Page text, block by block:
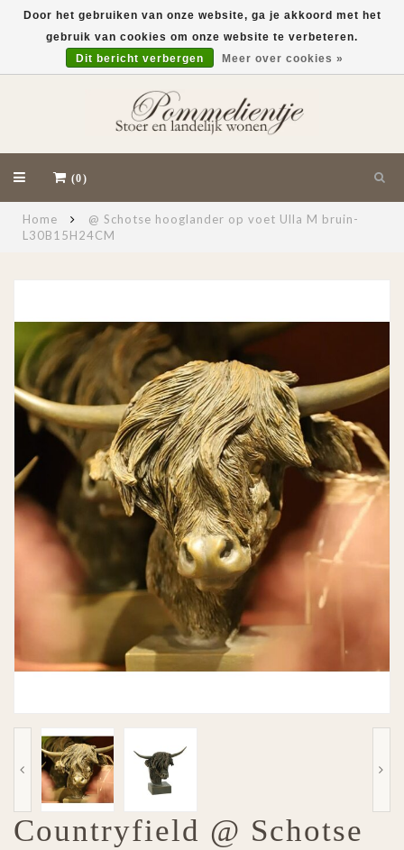
(0)
Home
@ Schotse hooglander op voet Ulla M bruin-
L30B15H24CM
Countryfield @ Schotse
Door het gebruiken van onze website, ga je akkoord met het
gebruik van cookies om onze website te verbeteren.
Dit bericht verbergen
Meer over cookies »